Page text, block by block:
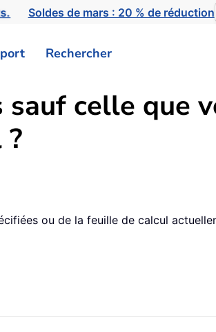
Soldes de mars : 20 % de réduction
Rechercher
celle que
ou de la feuille de calcul